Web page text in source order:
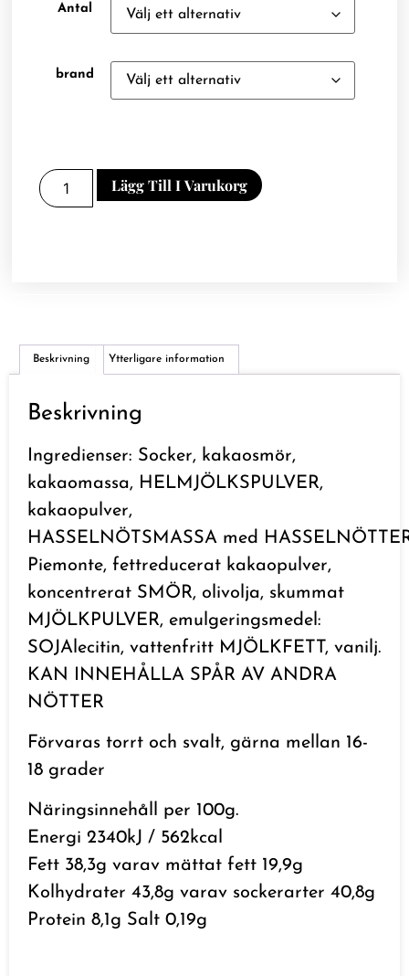
Antal
brand
Lägg Till I Varukorg
Beskrivning Ytterligare information
Beskrivning
Ingredienser: Socker, kakaosmör,
kakaomassa, HELMJÖLKSPULVER,
kakaopulver,
HASSELNÖTSMASSA med
Piemonte, fettreducerat kakaopulver,
koncentrerat SMÖR, olivolja, skummat
MJÖLKPULVER, emulgeringsmedel:
SOJAlecitin, vattenfritt MJÖLKFETT, vanilj.
KAN INNEHÅLLA SPÅR AV ANDRA
NÖTTER
Förvaras torrt och svalt, gärna mellan 16-
18 grader
Näringsinnehåll per 100g.
Energi 2340kJ / 562kcal
Fett 38,3g varav mättat fett 19,9g
Kolhydrater 43,8g varav sockerarter 40,8g
Protein 8,1g Salt 0,19g